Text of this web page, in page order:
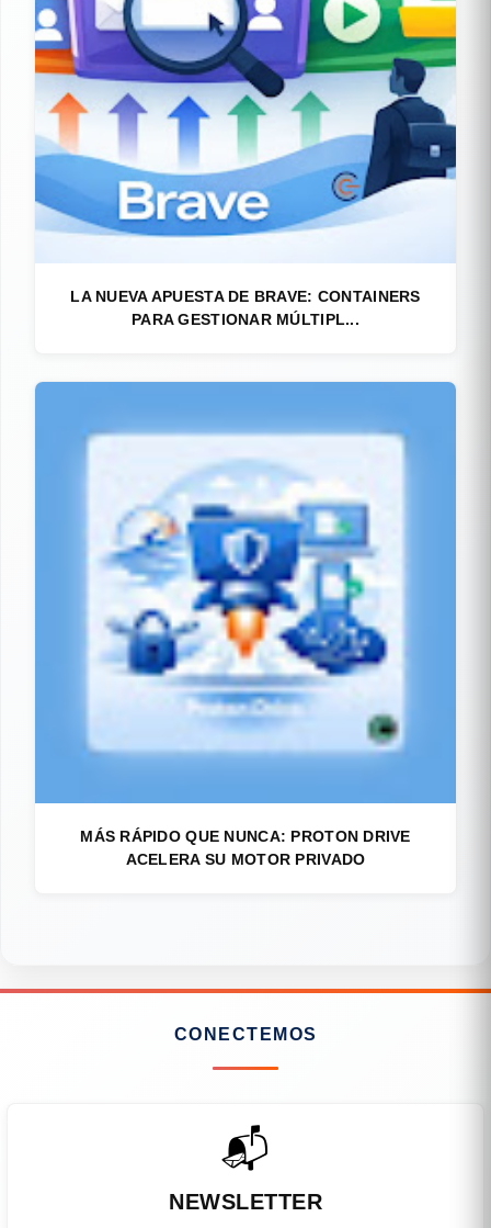
LA NUEVA APUESTA DE BRAVE: CONTAINERS
PARA GESTIONAR MÚLTIPL...
MÁS RÁPIDO QUE NUNCA: PROTON DRIVE
ACELERA SU MOTOR PRIVADO
CONECTEMOS
📬
NEWSLETTER